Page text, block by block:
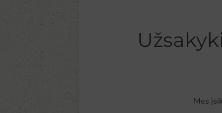
Mes